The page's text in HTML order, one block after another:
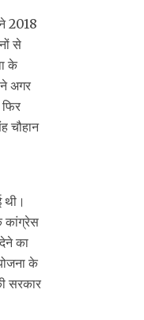
2018
से
के
अगर
चौहान
थी।
कांग्रेस
का
के
सरकार